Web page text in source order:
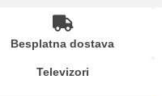
Besplatna dostava
Televizori